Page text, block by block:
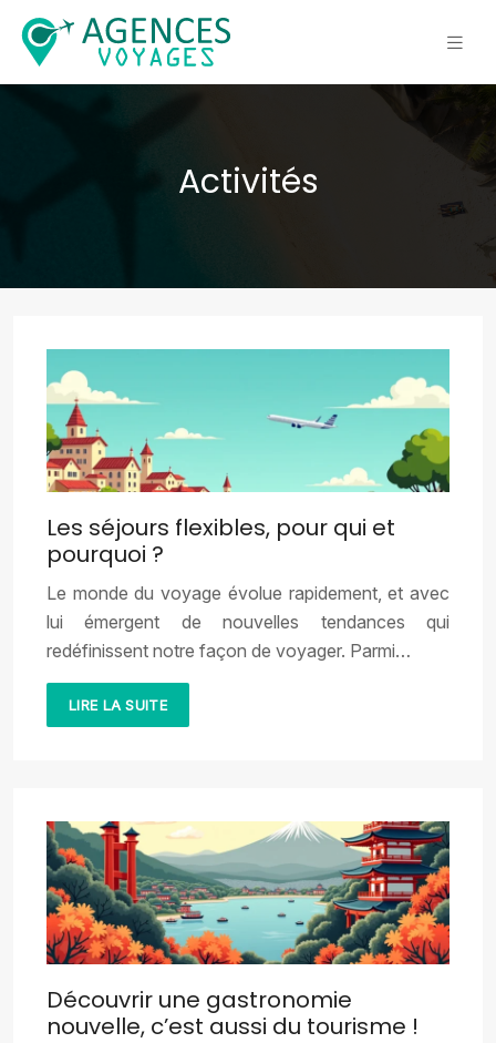
Activités
Les séjours flexibles, pour qui et
pourquoi ?
Le monde du voyage évolue rapidement, et avec
lui émergent de nouvelles tendances qui
redéfinissent notre façon de voyager. Parmi…
LIRE LA SUITE
Découvrir une gastronomie
nouvelle, c’est aussi du tourisme !